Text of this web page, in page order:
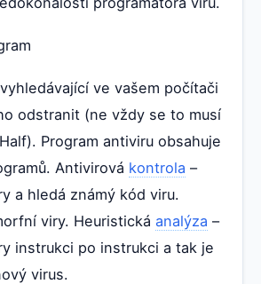
ve vašem počítači
odstranit (ne vždy se to musí
Program antiviru obsahuje
Antivirová kontrola –
a hledá známý kód viru.
viry. Heuristická analýza –
instrukci po instrukci a tak je
virus.